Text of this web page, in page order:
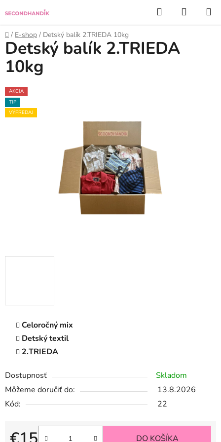
na
obsah
Hľadať
KOŠÍK
Domov
/ E-shop / Detský balík 2.TRIEDA 10kg
Celoročný mix
Detský textil
2.TRIEDA
Dostupnosť
Skladom
Môžeme doručiť do:
13.8.2026
Kód:
22
DO KOŠÍKA
Detský balík 2.TRIEDA
10kg
AKCIA
TIP
VÝPREDAJ